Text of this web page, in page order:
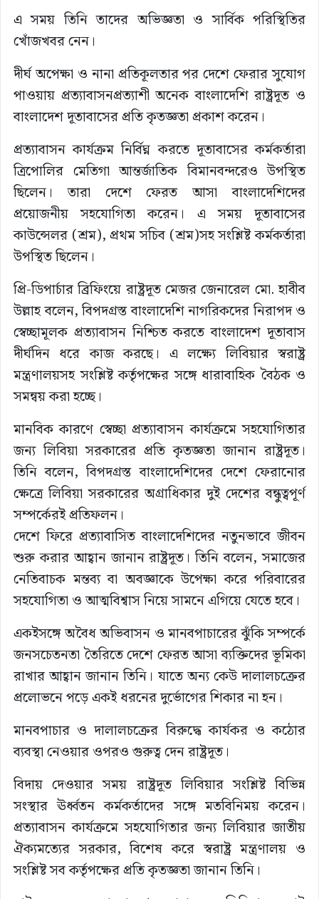
এ সময় তিনি তাদের অভিজ্ঞতা ও সার্বিক পরিস্থিতির
খোঁজখবর নেন।
দীর্ঘ অপেক্ষা ও নানা প্রতিকূলতার পর দেশে ফেরার সুযোগ
পাওয়ায় প্রত্যাবাসনপ্রত্যাশী অনেক বাংলাদেশি রাষ্ট্রদূত ও
বাংলাদেশ দূতাবাসের প্রতি কৃতজ্ঞতা প্রকাশ করেন।
প্রত্যাবাসন কার্যক্রম নির্বিঘ্ন করতে দূতাবাসের কর্মকর্তারা
ত্রিপোলির মেতিগা আন্তর্জাতিক বিমানবন্দরেও উপস্থিত
ছিলেন। তারা দেশে ফেরত আসা বাংলাদেশিদের
প্রয়োজনীয় সহযোগিতা করেন। এ সময় দূতাবাসের
কাউন্সেলর (শ্রম), প্রথম সচিব (শ্রম)সহ সংশ্লিষ্ট কর্মকর্তারা
উপস্থিত ছিলেন।
প্রি-ডিপার্চার ব্রিফিংয়ে রাষ্ট্রদূত মেজর জেনারেল মো. হাবীব
উল্লাহ বলেন, বিপদগ্রস্ত বাংলাদেশি নাগরিকদের নিরাপদ ও
স্বেচ্ছামূলক প্রত্যাবাসন নিশ্চিত করতে বাংলাদেশ দূতাবাস
দীর্ঘদিন ধরে কাজ করছে। এ লক্ষ্যে লিবিয়ার স্বরাষ্ট্র
মন্ত্রণালয়সহ সংশ্লিষ্ট কর্তৃপক্ষের সঙ্গে ধারাবাহিক বৈঠক ও
সমন্বয় করা হচ্ছে।
মানবিক কারণে স্বেচ্ছা প্রত্যাবাসন কার্যক্রমে সহযোগিতার
জন্য লিবিয়া সরকারের প্রতি কৃতজ্ঞতা জানান রাষ্ট্রদূত।
তিনি বলেন, বিপদগ্রস্ত বাংলাদেশিদের দেশে ফেরানোর
ক্ষেত্রে লিবিয়া সরকারের অগ্রাধিকার দুই দেশের বন্ধুত্বপূর্ণ
সম্পর্কেরই প্রতিফলন।
দেশে ফিরে প্রত্যাবাসিত বাংলাদেশিদের নতুনভাবে জীবন
শুরু করার আহ্বান জানান রাষ্ট্রদূত। তিনি বলেন, সমাজের
নেতিবাচক মন্তব্য বা অবজ্ঞাকে উপেক্ষা করে পরিবারের
সহযোগিতা ও আত্মবিশ্বাস নিয়ে সামনে এগিয়ে যেতে হবে।
একইসঙ্গে অবৈধ অভিবাসন ও মানবপাচারের ঝুঁকি সম্পর্কে
জনসচেতনতা তৈরিতে দেশে ফেরত আসা ব্যক্তিদের ভূমিকা
রাখার আহ্বান জানান তিনি। যাতে অন্য কেউ দালালচক্রের
প্রলোভনে পড়ে একই ধরনের দুর্ভোগের শিকার না হন।
মানবপাচার ও দালালচক্রের বিরুদ্ধে কার্যকর ও কঠোর
ব্যবস্থা নেওয়ার ওপরও গুরুত্ব দেন রাষ্ট্রদূত।
বিদায় দেওয়ার সময় রাষ্ট্রদূত লিবিয়ার সংশ্লিষ্ট বিভিন্ন
সংস্থার ঊর্ধ্বতন কর্মকর্তাদের সঙ্গে মতবিনিময় করেন।
প্রত্যাবাসন কার্যক্রমে সহযোগিতার জন্য লিবিয়ার জাতীয়
ঐক্যমত্যের সরকার, বিশেষ করে স্বরাষ্ট্র মন্ত্রণালয় ও
সংশ্লিষ্ট সব কর্তৃপক্ষের প্রতি কৃতজ্ঞতা জানান তিনি।